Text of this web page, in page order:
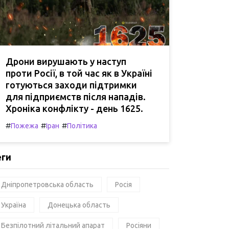
Дрони вирушають у наступ
проти Росії, в той час як в Україні
готуються заходи підтримки
для підприємств після нападів.
Хроніка конфлікту - день 1625.
#Пожежа #Іран #Політика
Дніпропетровська область Росія
Україна Донецька область
Безпілотний літальний апарат Росіяни